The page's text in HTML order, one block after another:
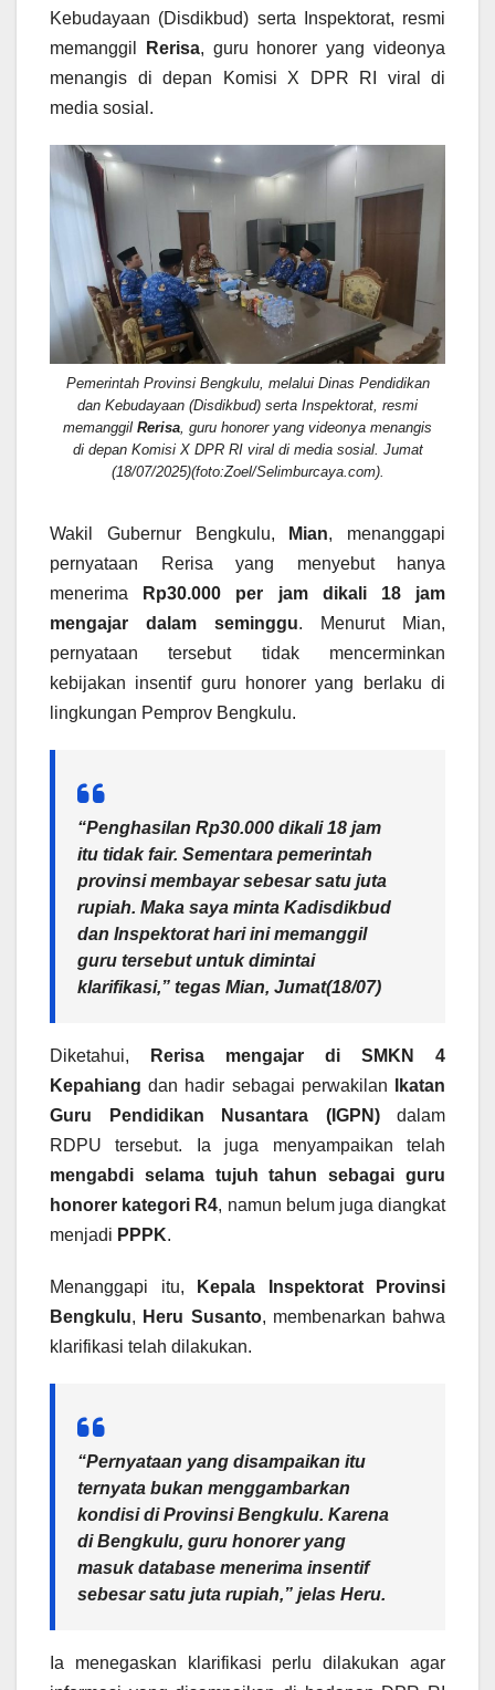
Kebudayaan (Disdikbud) serta Inspektorat, resmi
memanggil
Rerisa, guru honorer yang videonya
menangis di depan Komisi X DPR RI viral di
media sosial.
Pemerintah Provinsi Bengkulu, melalui Dinas Pendidikan
dan Kebudayaan (Disdikbud) serta Inspektorat, resmi
memanggil Rerisa, guru honorer yang videonya menangis
di depan Komisi X DPR RI viral di media sosial. Jumat
(18/07/2025)(foto:Zoel/Selimburcaya.com).
Wakil Gubernur Bengkulu, Mian, menanggapi
pernyataan Rerisa yang menyebut hanya
menerima
Rp30.000 per jam dikali 18 jam
mengajar dalam seminggu. Menurut Mian,
pernyataan tersebut tidak mencerminkan
kebijakan insentif guru honorer yang berlaku di
lingkungan Pemprov Bengkulu.
“Penghasilan Rp30.000 dikali 18 jam
itu tidak fair. Sementara pemerintah
provinsi membayar sebesar satu juta
rupiah. Maka saya minta Kadisdikbud
dan Inspektorat hari ini memanggil
guru tersebut untuk dimintai
klarifikasi,” tegas Mian, Jumat(18/07)
Diketahui,
Rerisa mengajar di SMKN 4
Kepahiang dan hadir sebagai perwakilan
Ikatan
Guru Pendidikan Nusantara (IGPN)dalam
RDPU tersebut. Ia juga menyampaikan telah
mengabdi selama tujuh tahun sebagai guru
honorer kategori R4, namun belum juga diangkat
menjadi PPPK.
Menanggapi itu,
Kepala Inspektorat Provinsi
Bengkulu, Heru Susanto, membenarkan bahwa
klarifikasi telah dilakukan.
“Pernyataan yang disampaikan itu
ternyata bukan menggambarkan
kondisi di Provinsi Bengkulu. Karena
di Bengkulu, guru honorer yang
masuk database menerima insentif
sebesar satu juta rupiah,” jelas Heru.
Ia menegaskan klarifikasi perlu dilakukan agar